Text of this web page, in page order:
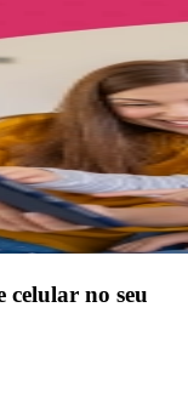
celular no seu